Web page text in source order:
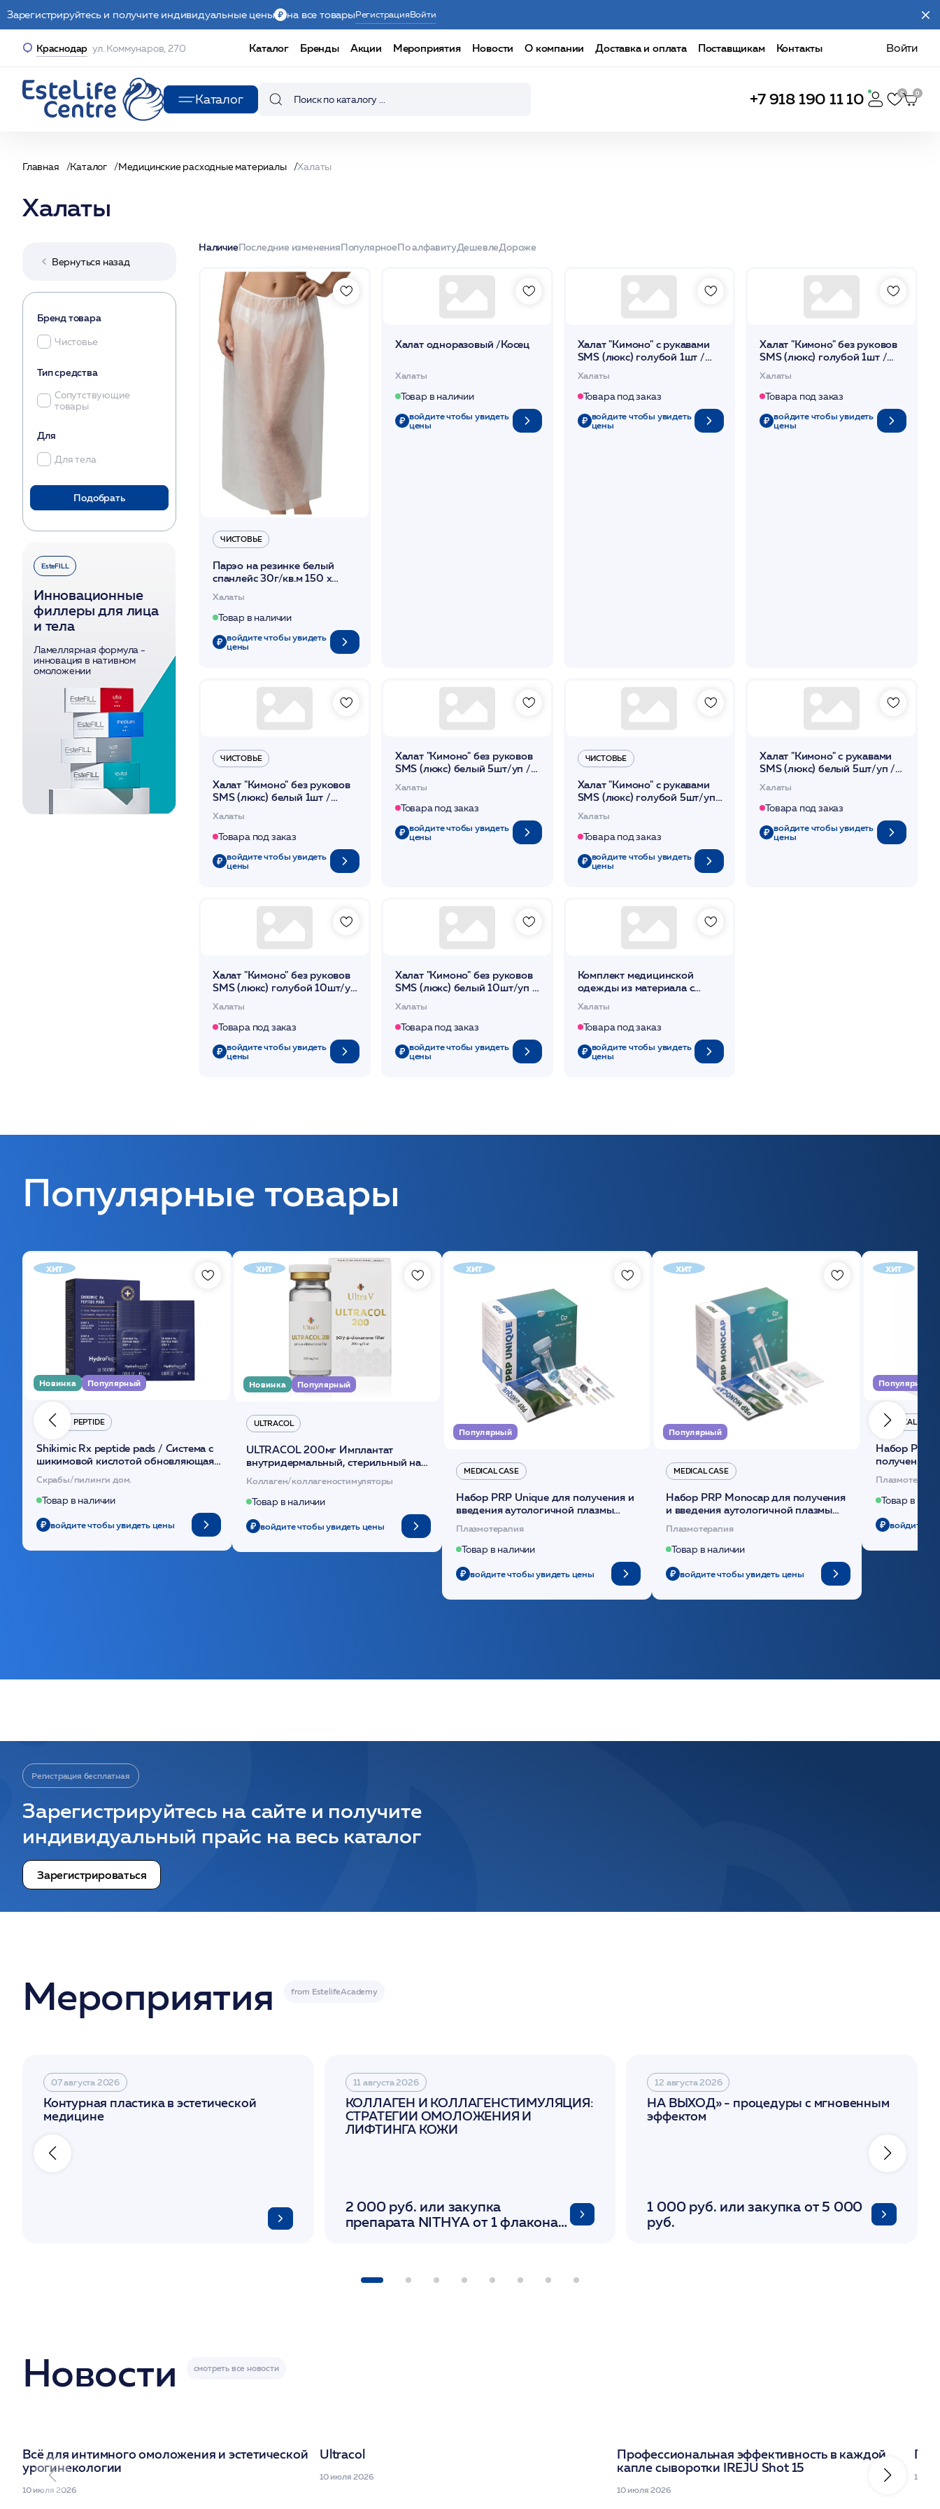
Зарегистрируйтесь и получите индивидуальные цены на все товарыРегистрацияВойти
Краснодар ул. Коммунаров, 270 Каталог Бренды Акции Мероприятия Новости О компании Доставка и оплата Поставщикам Контакты Войти
Каталог +7 918 190 11 10
Главная Каталог Медицинские расходные материалы Халаты
Халаты
Вернуться назад
Бренд товара
Чистовье
Тип средства
Сопутствующие
товары
Для
Для тела
Подобрать
EsteFILL
Инновационные
филлеры для лица
и тела
Ламеллярная формула -
инновация в нативном
омоложении
НаличиеПоследние измененияПопулярноеПо алфавитуДешевлеДороже
ЧИСТОВЬЕ
Парэо на резинке белый
спанлейс 30г/кв.м 150 х
80см 10 шт/уп /Чистовье
Халаты
Товар в наличии
войдите чтобы увидеть
цены
Халат одноразовый /Косец
Халаты
Товар в наличии
войдите чтобы увидеть
цены
Халат "Кимоно" с рукавами
SMS (люкс) голубой 1шт /
Чистовье
Халаты
Товара под заказ
войдите чтобы увидеть
цены
Халат "Кимоно" без руковов
SMS (люкс) голубой 1шт /
Чистовье
Халаты
Товара под заказ
войдите чтобы увидеть
цены
ЧИСТОВЬЕ
Халат "Кимоно" без руковов
SMS (люкс) белый 1шт /
Чистовье
Халаты
Товара под заказ
войдите чтобы увидеть
цены
Халат "Кимоно" без руковов
SMS (люкс) белый 5шт/уп /
Чистовье
Халаты
Товара под заказ
войдите чтобы увидеть
цены
ЧИСТОВЬЕ
Халат "Кимоно" с рукавами
SMS (люкс) голубой 5шт/уп /
Чистовье
Халаты
Товара под заказ
войдите чтобы увидеть
цены
Халат "Кимоно" с рукавами
SMS (люкс) белый 5шт/уп /
Чистовье
Халаты
Товара под заказ
войдите чтобы увидеть
цены
Халат "Кимоно" без руковов
SMS (люкс) голубой 10шт/уп
/Чистовье
Халаты
Товара под заказ
войдите чтобы увидеть
цены
Халат "Кимоно" без руковов
SMS (люкс) белый 10шт/уп /
Чистовье
Халаты
Товара под заказ
войдите чтобы увидеть
цены
Комплект медицинской
одежды из материала с
кровеотталкивающими
свойствами /ЭРА
Халаты
Товара под заказ
войдите чтобы увидеть
цены
Популярные товары
хит
Новинка Популярный
HYDRO PEPTIDE
Shikimic Rx peptide pads / Cистема с
шикимовой кислотой обновляющая
(30шт) /HP
Скрабы/пилинги дом.
Товар в наличии
войдите чтобы увидеть цены
хит
Новинка Популярный
ULTRACOL
ULTRACOL 200мг Имплантат
внутридермальный, стерильный на
основе полидиоксанона /ULTRACOL
Коллаген/коллагеностимуляторы
Товар в наличии
войдите чтобы увидеть цены
хит
Популярный
MEDICAL CASE
Набор PRP Unique для получения и
введения аутологичной плазмы
(саше 1шт)/Medical Case
Плазмотерапия
Товар в наличии
войдите чтобы увидеть цены
хит
Популярный
MEDICAL CASE
Набор PRP Monocap для получения
и введения аутологичной плазмы
(саше 1шт)/Medical Case
Плазмотерапия
Товар в наличии
войдите чтобы увидеть цены
хит
Популярный
MEDICAL CASE
Набор Plasmoactive Стандарт для
получения
плазмы
Товар в
войдите
Регистрация бесплатная
Зарегистрируйтесь на сайте и получите
индивидуальный прайс на весь каталог
Зарегистрироваться
Мероприятия
07 августа 2026
Контурная пластика в эстетической
медицине
11 августа 2026
КОЛЛАГЕН И КОЛЛАГЕНСТИМУЛЯЦИЯ:
СТРАТЕГИИ ОМОЛОЖЕНИЯ И
ЛИФТИНГА КОЖИ
2 000 руб. или закупка
препарата NITHYA от 1 флакона/
день семинара
12 августа 2026
НА ВЫХОД» - процедуры с мгновенным
эффектом
1 000 руб. или закупка от 5 000
руб.
Новости
Всё для интимного омоложения и эстетической
урогинекологии
10 июля 2026
Ultracol
10 июля 2026
Профессиональная эффективность в каждой
капле сыворотки IREJU Shot 15
10 июля 2026
10